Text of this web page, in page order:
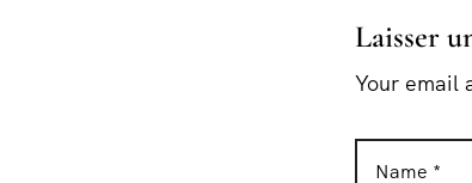
Laisser
Your email